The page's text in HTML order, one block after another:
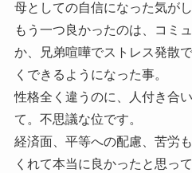
母としての自信になった気がし
もう一つ良かったのは、コミ
か、兄弟喧嘩でストレス発散
くできるようになった事。
性格全く違うのに、人付き合
て。不思議な位です。
経済面、平等への配慮、苦労
くれて本当に良かったと思って